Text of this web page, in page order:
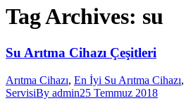
Tag Archives: su
Su Arıtma Cihazı Çeşitleri
Arıtma Cihazı, En İyi Su Arıtma Cihazı,
ServisiBy admin25 Temmuz 2018